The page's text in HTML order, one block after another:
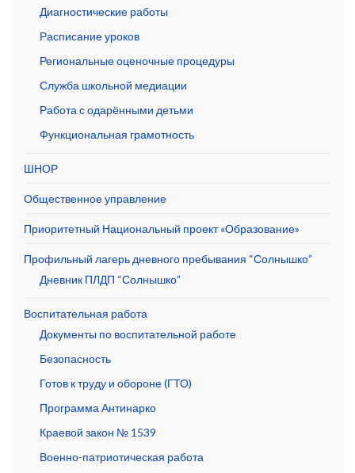
Диагностические работы
Расписание уроков
Региональные оценочные процедуры
Служба школьной медиации
Работа с одарёнными детьми
Функциональная грамотность
ШНОР
Общественное управление
Приоритетный Национальный проект «Образование»
Профильный лагерь дневного пребывания “Солнышко”
Дневник ПЛДП “Солнышко”
Воспитательная работа
Документы по воспитательной работе
Безопасность
Готов к труду и обороне (ГТО)
Программа Антинарко
Краевой закон № 1539
Военно-патриотическая работа